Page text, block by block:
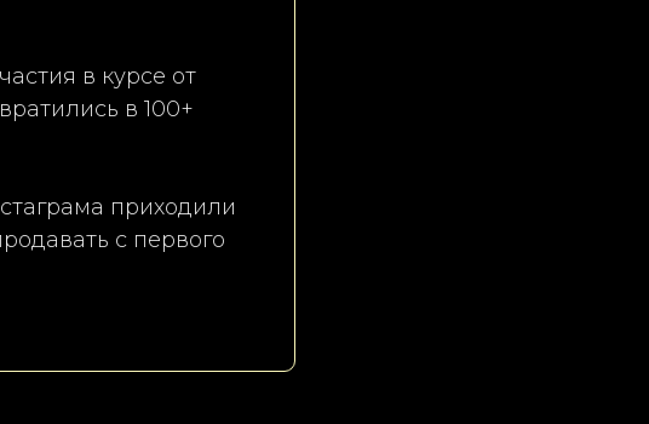
в курсе от
в 100+
приходили
с первого